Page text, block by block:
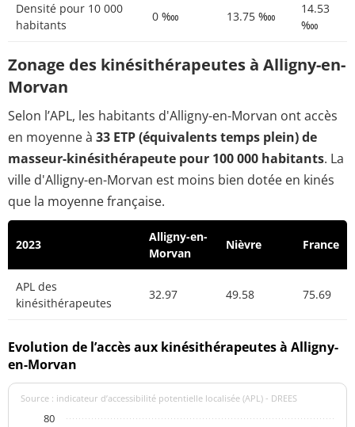
Densité pour 10 000
habitants
0 ‱ 13.75 ‱
14.53
‱
Zonage des kinésithérapeutes à Alligny-en-
Morvan
Selon l’APL, les habitants d'Alligny-en-Morvan ont accès
en moyenne à 33 ETP (équivalents temps plein) de
masseur-kinésithérapeute pour 100 000 habitants. La
ville d'Alligny-en-Morvan est moins bien dotée en kinés
que la moyenne française.
2023
Alligny-en-
Morvan
Nièvre France
APL des
kinésithérapeutes
32.97 49.58 75.69
Evolution de l’accès aux kinésithérapeutes à Alligny-
en-Morvan
Source : indicateur d’accessibilité potentielle localisée (APL) - DREES
80